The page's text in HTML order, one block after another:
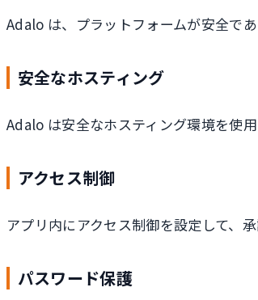
Adalo は、プラットフォームが安全で
安全なホスティング
Adalo は安全なホスティング環境を使
アクセス制御
アプリ内にアクセス制御を設定して、
パスワード保護